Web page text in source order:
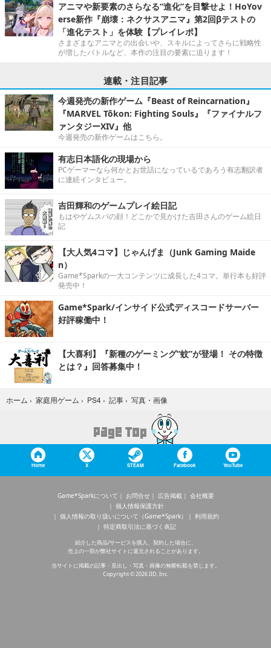
アニマや新要素のさらなる“進化”を目撃せよ！HoYov
erse新作『崩壊：ネクサスアニマ』第2回βテストの
「進化テスト」を体験【プレイレポ】
さまざまなアニマとの出会いや、スキルによってさらに戦略性
が増したバトルなど、本作の注目の要素に迫ります！
連載・注目記事
今週発売の新作ゲーム『Beast of Reincarnation』
『MARVEL Tōkon: Fighting Souls』『ファイナルフ
ァンタジーXIV』他
今週発売の新作ゲームはこちら。
有志日本語化の現場から
PCゲーマーなら何かとお世話になっているであろう有志翻訳者
に連続インタビュー。
吉田輝和のゲームプレイ絵日記
もはやゲムスパの顔！どこかで見かけた吉田さんのゲーム絵日
記
【大人気4コマ】じゃんげま（Junk Gaming Maide
n）
Game*Sparkの一大コンテンツに成長した4コマ。単行本も好評
発売中！
Game*Spark/インサイド公式ディスコードサーバー
好評稼働中！
【大喜利】『新種のゲーミング“蚊”が登場！ その特徴
とは？』回答募集中！
ホーム › 家庭用ゲーム › PS4 › 記事 › 写真・画像
Home X STEAM Facebook YouTube
Game*Sparkについて お問合せ 広告掲載
会社概要
個人情報保護方針
個人情報の取り扱いについて（Game*Spark）
利用規約
特定商取引法に基づく表記
紹介した商品/サービスを購入、契約した場合に、
売上の一部が弊社サイトに還元されることがあります。
当サイトに掲載の記事・見出し・写真・画像の無断転載を禁じます。
Copyright © 2026 IID, Inc.